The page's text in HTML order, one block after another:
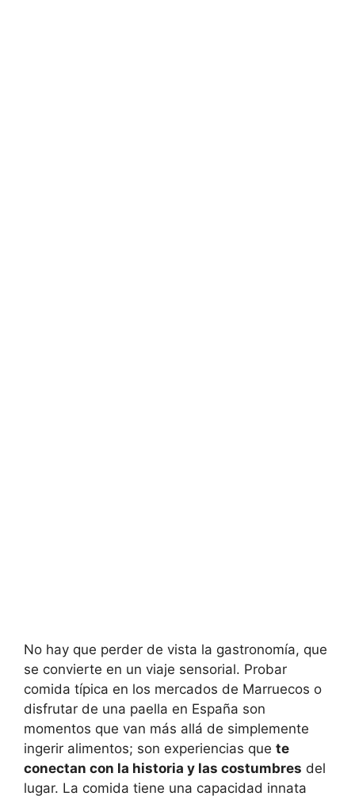
No hay que perder de vista la gastronomía, que
se convierte en un viaje sensorial. Probar
comida típica en los mercados de Marruecos o
disfrutar de una paella en España son
momentos que van más allá de simplemente
ingerir alimentos; son experiencias que te
conectan con la historia y las costumbres del
lugar. La comida tiene una capacidad innata